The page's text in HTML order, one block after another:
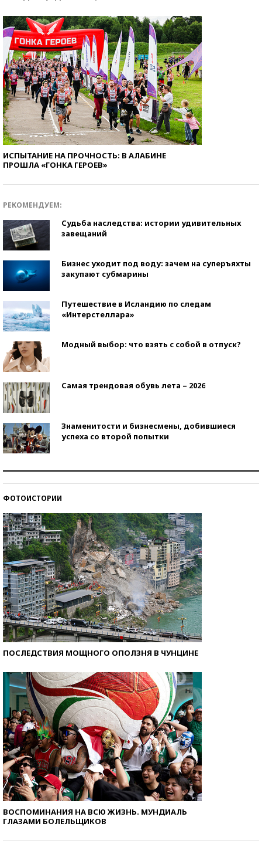
ИСПЫТАНИЕ НА ПРОЧНОСТЬ: В АЛАБИНЕ
ПРОШЛА «ГОНКА ГЕРОЕВ»
РЕКОМЕНДУЕМ:
Судьба наследства: истории удивительных
завещаний
Бизнес уходит под воду: зачем на суперъяхты
закупают субмарины
Путешествие в Исландию по следам
«Интерстеллара»
Модный выбор: что взять с собой в отпуск?
Самая трендовая обувь лета – 2026
Знаменитости и бизнесмены, добившиеся
успеха со второй попытки
ФОТОИСТОРИИ
ПОСЛЕДСТВИЯ МОЩНОГО ОПОЛЗНЯ В ЧУНЦИНЕ
ВОСПОМИНАНИЯ НА ВСЮ ЖИЗНЬ. МУНДИАЛЬ
ГЛАЗАМИ БОЛЕЛЬЩИКОВ